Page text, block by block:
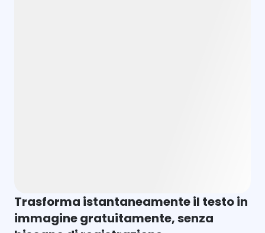
Trasforma istantaneamente il testo in
immagine gratuitamente, senza